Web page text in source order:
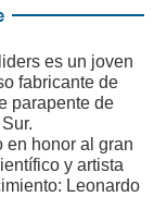
es un joven
fabricante de
parapente de
en honor al gran
y artista
Leonardo